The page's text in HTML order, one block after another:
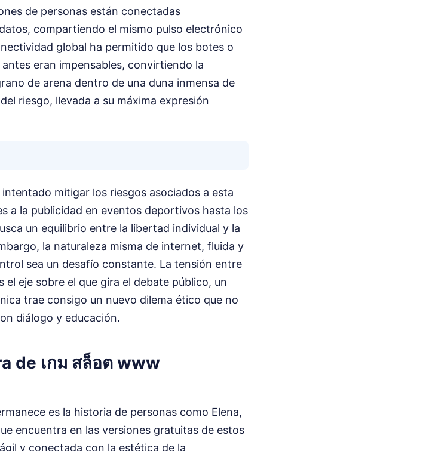
de personas están conectadas
compartiendo el mismo pulso electrónico
global ha permitido que los botes o
eran impensables, convirtiendo la
de arena dentro de una duna inmensa de
riesgo, llevada a su máxima expresión
mitigar los riesgos asociados a esta
a la publicidad en eventos deportivos hasta los
un equilibrio entre la libertad individual y la
la naturaleza misma de internet, fluida y
sea un desafío constante. La tensión entre
eje sobre el que gira el debate público, un
trae consigo un nuevo dilema ético que no
diálogo y educación.
de เกม สล็อต www
es la historia de personas como Elena,
encuentra en las versiones gratuitas de estos
y conectada con la estética de la